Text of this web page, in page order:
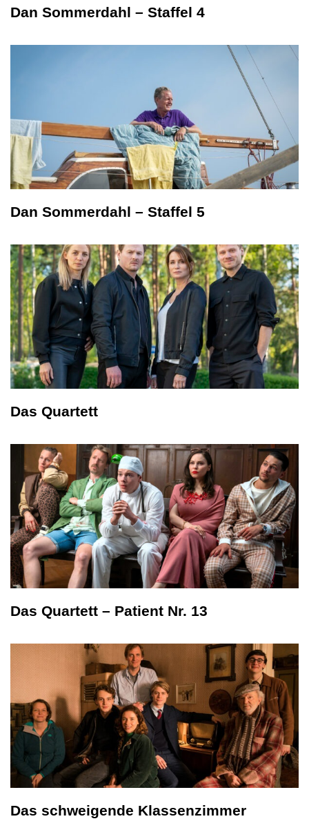
Dan Sommerdahl – Staffel 4
Dan Sommerdahl – Staffel 5
Das Quartett
Das Quartett – Patient Nr. 13
Das schweigende Klassenzimmer